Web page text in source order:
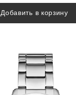
Добавить в корзину